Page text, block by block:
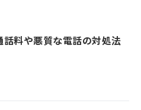
料や悪質な電話の対処法